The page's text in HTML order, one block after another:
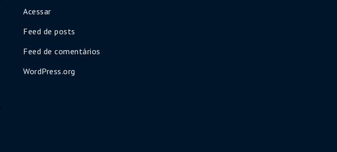
Acessar
Feed de posts
Feed de comentários
WordPress.org